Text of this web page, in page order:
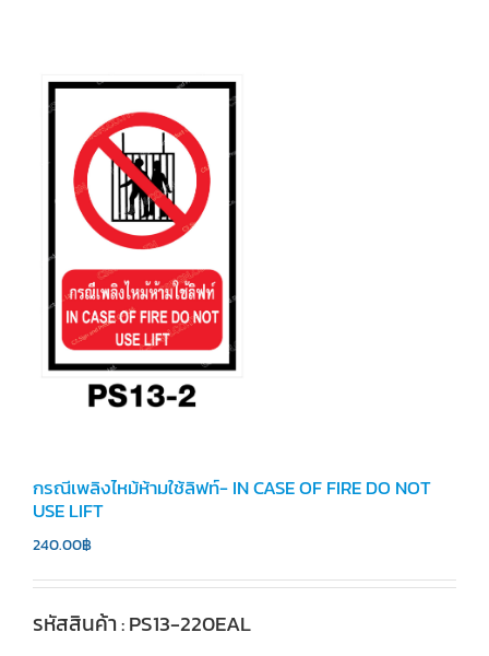
กรณีเพลิงไหม้ห้ามใช้ลิฟท์- IN CASE OF FIRE DO NOT
USE LIFT
240.00฿
รหัสสินค้า : PS13-220EAL